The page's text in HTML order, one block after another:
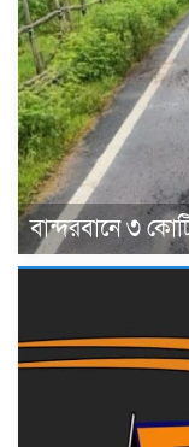
বান্দরবানে ৩